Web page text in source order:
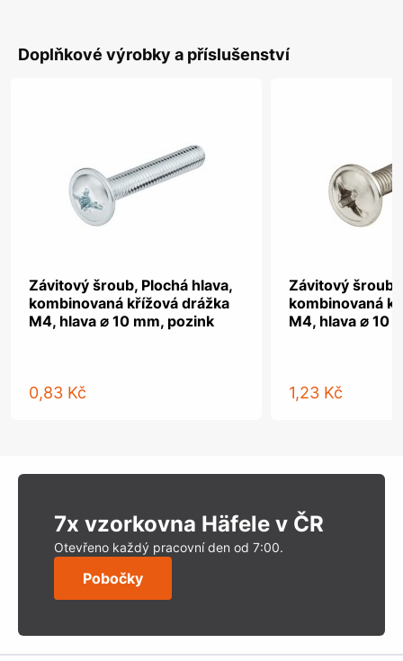
Doplňkové výrobky a příslušenství
Závitový šroub, Plochá hlava,
kombinovaná křížová drážka
M4, hlava ⌀ 10 mm, pozink
0,83 Kč
Závitový šroub,
kombinovaná
M4, hlava ⌀ 10
1,23 Kč
7x vzorkovna Häfele v ČR
Otevřeno každý pracovní den od 7:00.
Pobočky